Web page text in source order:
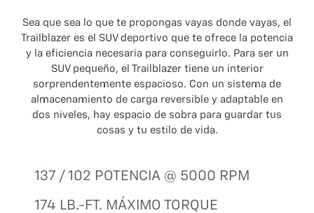
Sea que sea lo que te propongas vayas donde vayas, el
Trailblazer es el SUV deportivo que te ofrece la potencia
y la eficiencia necesaria para conseguirlo. Para ser un
SUV pequeño, el Trailblazer tiene un interior
sorprendentemente espacioso. Con un sistema de
almacenamiento de carga reversible y adaptable en
dos niveles, hay espacio de sobra para guardar tus
cosas y tu estilo de vida.
137 / 102 POTENCIA @ 5000 RPM
174 LB.-FT. MÁXIMO TORQUE